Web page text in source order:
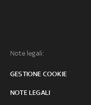
Note legali:
GESTIONE COOKIE
NOTE LEGALI